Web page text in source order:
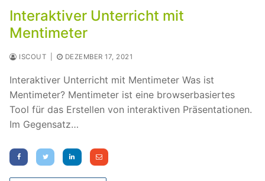
Interaktiver Unterricht mit
Mentimeter
ISCOUT DEZEMBER 17, 2021
Interaktiver Unterricht mit Mentimeter Was ist
Mentimeter? Mentimeter ist eine browserbasiertes
Tool für das Erstellen von interaktiven Präsentationen.
Im Gegensatz…